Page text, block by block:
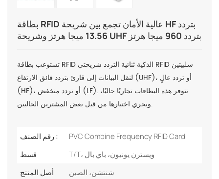
بطاقة RFID عالية الأمان تجمع بين شريحة HF بتردد
13.56 ميجا هرتز وشريحة UHF بتردد 960 ميجا هرتز
تستوعب بطاقة RFID الذكية ثنائية التردد شريحتي RFID سلبيتين
لنقل البيانات إلى قارئ بتردد فائق الارتفاع (UHF)، أو تردد عالٍ
(HF)، أو تردد منخفض (LF). تتوفر هذه البطاقات تجاريًا حاليًا،
ويجري اختبارها من قبل بعض المشترين الحاليين.
رقم الصنف :
PVC Combine Frequency RFID Card
قسط
T/T، ويسترن يونيون، باي بال
أصل المنتج
شنتشن، الصين